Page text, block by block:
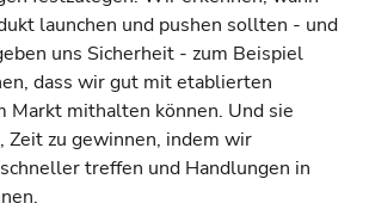
launchen und pushen sollten - und
uns Sicherheit - zum Beispiel
dass wir gut mit etablierten
Markt mithalten können. Und sie
Zeit zu gewinnen, indem wir
treffen und Handlungen in